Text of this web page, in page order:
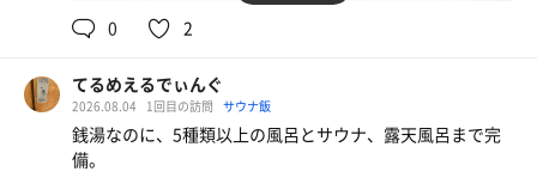
その他
伊右衛門 関西ほうじ
0 2
てるめえるでぃんぐ
2026.08.04 1回目の訪問 サウナ飯
銭湯なのに、5種類以上の風呂とサウナ、露天風呂まで完
備。